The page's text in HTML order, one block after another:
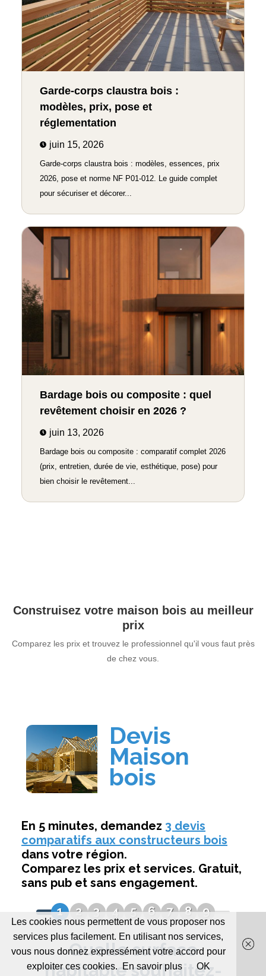
Garde-corps claustra bois :
modèles, prix, pose et
réglementation
juin 15, 2026
Garde-corps claustra bois : modèles, essences, prix
2026, pose et norme NF P01-012. Le guide complet
pour sécuriser et décorer...
Bardage bois ou composite : quel
revêtement choisir en 2026 ?
juin 13, 2026
Bardage bois ou composite : comparatif complet 2026
(prix, entretien, durée de vie, esthétique, pose) pour
bien choisir le revêtement...
Construisez votre maison bois au meilleur
prix
Comparez les prix et trouvez le professionnel qu'il vous faut près
de chez vous.
Les cookies nous permettent de vous proposer nos
services plus facilement. En utilisant nos services,
vous nous donnez expressément votre accord pour
exploiter ces cookies.
En savoir plus OK